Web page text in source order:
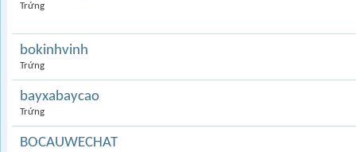
Trứng
bokinhvinh
Trứng
bayxabaycao
Trứng
BOCAUWECHAT